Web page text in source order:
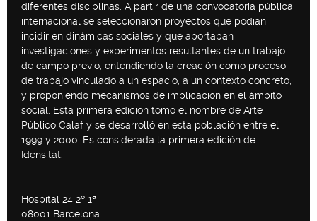
diferentes disciplinas. A partir de una convocatoria pública
internacional se seleccionaron proyectos que podían
incidir en dinámicas sociales y que aportaban
investigaciones y experimentos resultantes de un trabajo
de campo previo, entendiendo la creación como proceso
de trabajo vinculado a un espacio, a un contexto concreto,
y proponiendo mecanismos de implicación en el ámbito
social. Esta primera edición tomó el nombre de Arte
Público Calaf y se desarrolló en esta población entre el
1999 y 2000. Es considerada la primera edición de
Idensitat.
Hospital 24 2º 1ª
08001 Barcelona